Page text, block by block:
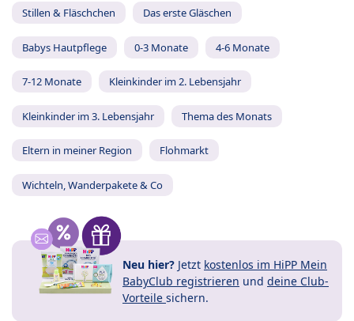
Stillen & Fläschchen Das erste Gläschen
Babys Hautpflege 0-3 Monate 4-6 Monate
7-12 Monate Kleinkinder im 2. Lebensjahr
Kleinkinder im 3. Lebensjahr Thema des Monats
Eltern in meiner Region Flohmarkt
Wichteln, Wanderpakete & Co
Neu hier? Jetzt kostenlos im HiPP Mein
BabyClub registrieren und deine Club-
Vorteile sichern.